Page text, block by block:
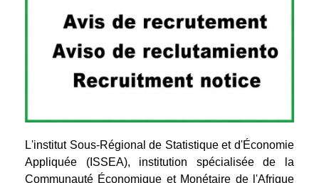
L'institut Sous-Régional de Statistique et d'Économie
Appliquée (ISSEA), institution spécialisée de la
Communauté Économique et Monétaire de l'Afrique